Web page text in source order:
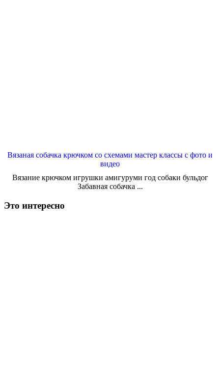
Вязаная собачка крючком со схемами мастер классы с фото и
видео
Вязание крючком игрушки амигуруми год собаки бульдог
Забавная собачка ...
Это интересно